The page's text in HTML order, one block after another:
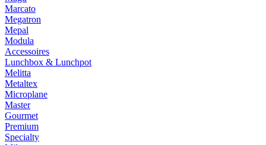
Marcato
Megatron
Mepal
Modula
Accessoires
Lunchbox & Lunchpot
Melitta
Metaltex
Microplane
Master
Gourmet
Premium
Specialty